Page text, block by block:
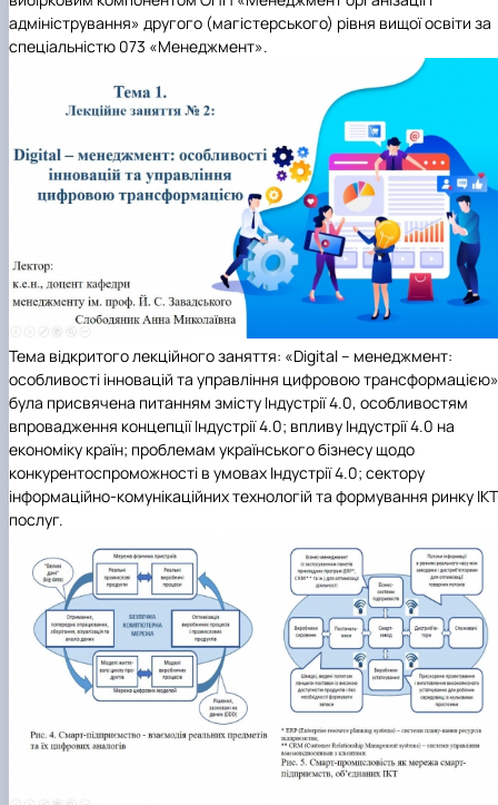
адміністрування» другого (магістерського) рівня вищої освіти за
спеціальністю 073 «Менеджмент».
Тема відкритого лекційного заняття: «Digital – менеджмент:
особливості інновацій та управління цифровою трансформацією»
була присвячена питанням змісту Індустрії 4.0, особливостям
впровадження концепції Індустрії 4.0; впливу Індустрії 4.0 на
економіку країн; проблемам українського бізнесу щодо
конкурентоспроможності в умовах Індустрії 4.0; сектору
інформаційно-комунікаційних технологій та формування ринку
послуг.